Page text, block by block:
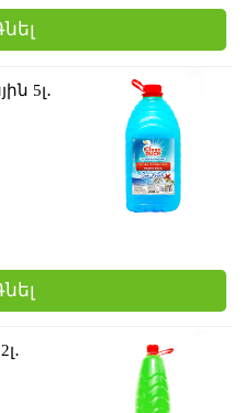
5լ․